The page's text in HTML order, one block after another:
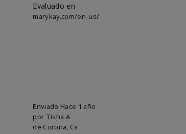
Evaluado en
marykay.com/en-us/
Enviado Hace 1 año
por Tisha A
de Corona, Ca